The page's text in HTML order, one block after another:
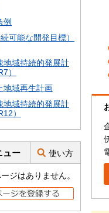
例
可能な開発目標）
地域持続的発展計
）
地域再生計画
地域持続的発展計
）
ュー 使い方
ジはありません。